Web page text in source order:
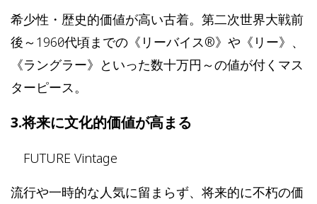
希少性・歴史的価値が高い古着。第二次世界大戦前
後～1960年代頃までの《リーバイス®》や《リー》、
《ラングラー》といった数十万円～の値が付くマス
ターピース。
3.将来に文化的価値が高まる
FUTURE Vintage
流行や一時的な人気に留まらず、将来的に不朽の価